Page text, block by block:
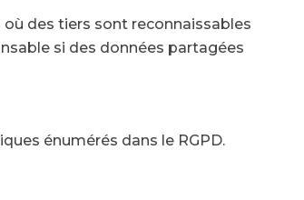
des tiers sont reconnaissables
si des données partagées
énumérés dans le RGPD.